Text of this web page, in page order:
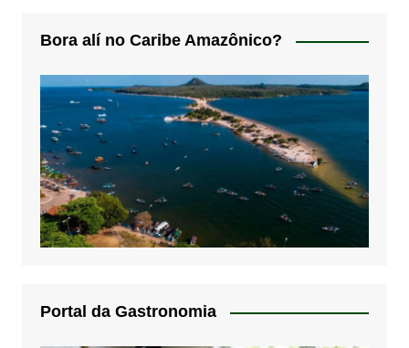
Bora alí no Caribe Amazônico?
Portal da Gastronomia